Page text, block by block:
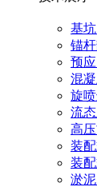
基
锚
预
混
旋
流
高
装
装
淤